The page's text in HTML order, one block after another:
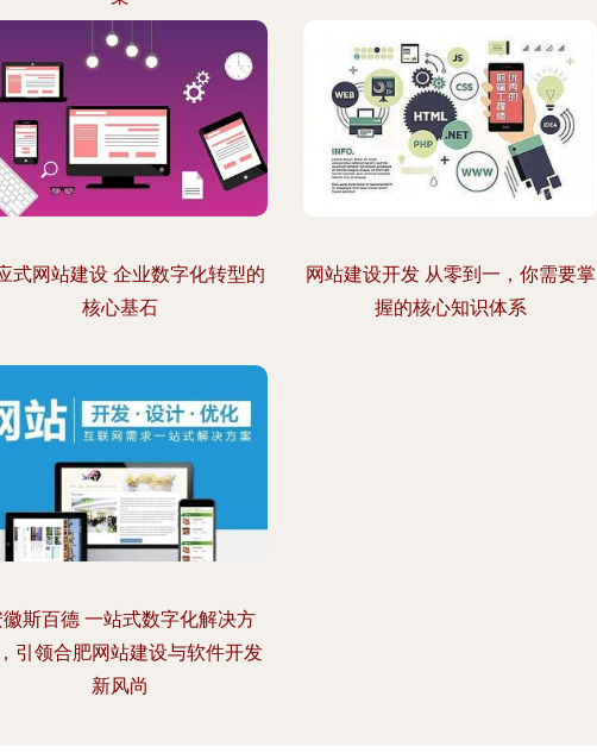
式网站建设 企业数字化转型的
核心基石
网站建设开发 从零到一，你需要掌
握的核心知识体系
徽斯百德 一站式数字化解决方
引领合肥网站建设与软件开发
新风尚